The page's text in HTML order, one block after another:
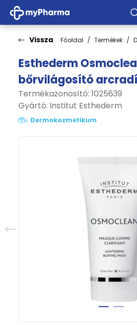
Vissza Főoldal Termékek
Esthederm
bőrvilágosító
Termékazonosító: 1025639
Gyártó: Institut Esthederm
Dermokozmetikum